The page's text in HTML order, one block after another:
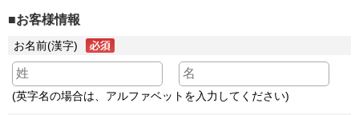
■お客様情報
お名前(漢字)
(英字名の場合は、アルファベットを入力してください)